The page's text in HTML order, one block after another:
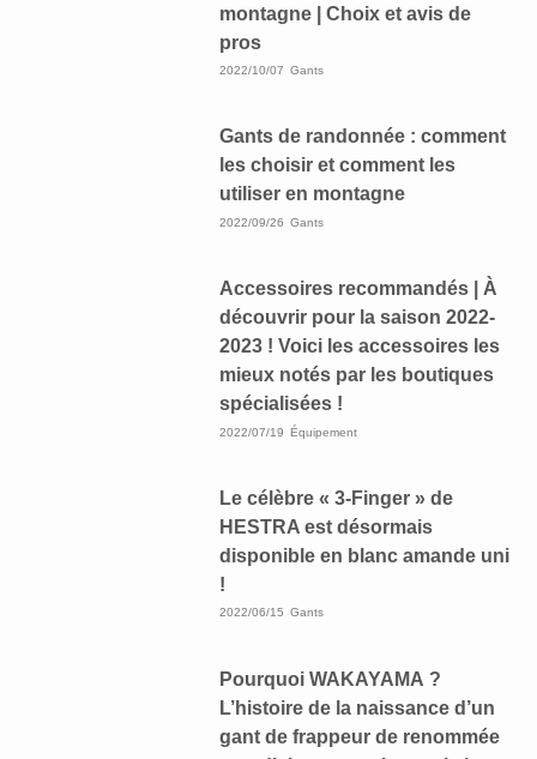
montagne | Choix et avis de
pros
2022/10/07 Gants
Gants de randonnée : comment
les choisir et comment les
utiliser en montagne
2022/09/26 Gants
Accessoires recommandés | À
découvrir pour la saison 2022-
2023 ! Voici les accessoires les
mieux notés par les boutiques
spécialisées !
2022/07/19 Équipement
Le célèbre « 3-Finger » de
HESTRA est désormais
disponible en blanc amande uni
!
2022/06/15 Gants
Pourquoi WAKAYAMA ?
L’histoire de la naissance d’un
gant de frappeur de renommée